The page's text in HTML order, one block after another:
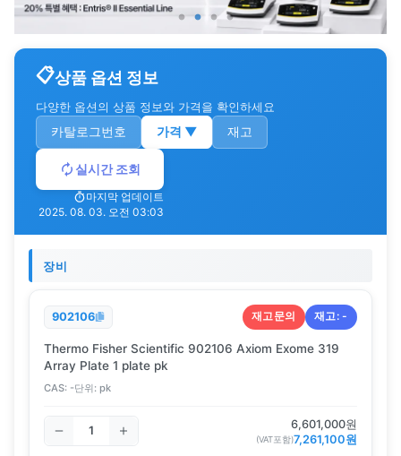
상품 옵션 정보
다양한 옵션의 상품 정보와 가격을 확인하세요
카탈로그번호 가격 ▼ 재고
실시간 조회
마지막 업데이트
2025. 08. 03. 오전 03:03
장비
902106 재고문의 재고:-
Thermo Fisher Scientific 902106 Axiom Exome 319
Array Plate 1 plate pk
CAS: -단위: pk
6,601,000원
(VAT포함)7,261,100원